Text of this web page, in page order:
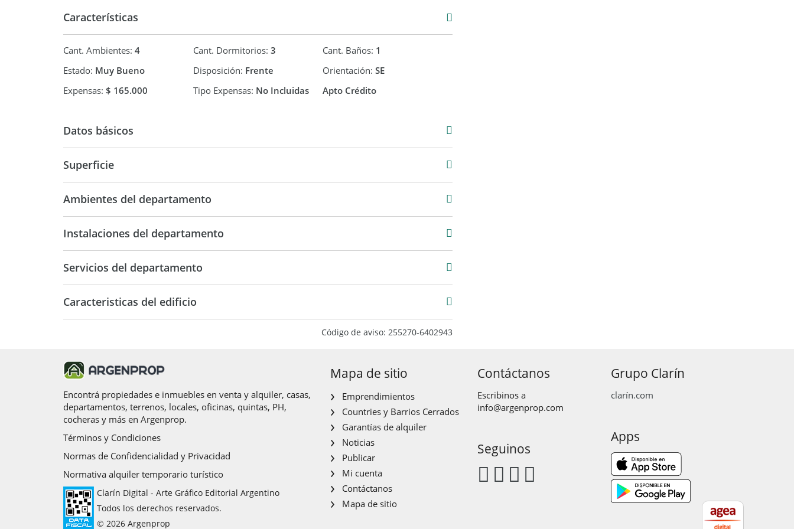
Características
Cant. Ambientes: 4 Cant. Dormitorios: 3 Cant. Baños: 1
Estado: Muy Bueno Disposición: Frente Orientación:SE
Expensas: $ 165.000 Tipo Expensas: No Incluidas Apto Crédito
Datos básicos
Departamento
Superficie
Ambientes del departamento
Instalaciones del departamento
Servicios del departamento
Caracteristicas del edificio
Medianeras
Código de aviso: 255270-6402943
Encontrá propiedades e inmuebles en venta y alquiler, casas,
departamentos, terrenos, locales, oficinas, quintas, PH,
cocheras y más en Argenprop.
Términos y Condiciones
Normas de Confidencialidad y Privacidad
Normativa alquiler temporario turístico
Clarín Digital - Arte Gráfico Editorial Argentino
Todos los derechos reservados.
© 2026 Argenprop
Mapa de sitio
Emprendimientos
Countries y Barrios Cerrados
Garantías de alquiler
Noticias
Publicar
Mi cuenta
Contáctanos
Mapa de sitio
Contáctanos
Escribinos a
info@argenprop.com
Seguinos
Grupo Clarín
clarín.com
Apps